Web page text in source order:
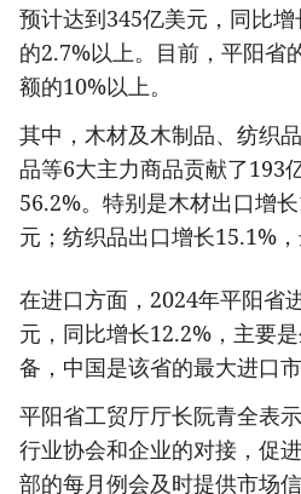
预计达到345亿美元，同比
的2.7%以上。目前，平阳省
额的10%以上。
其中，木材及木制品、纺织
品等6大主力商品贡献了193
56.2%。特别是木材出口增
元；纺织品出口增长15.1%，
在进口方面，2024年平阳省
元，同比增长12.2%，主要
备，中国是该省的最大进口市
平阳省工贸厅厅长阮青全表
行业协会和企业的对接，促
部的每月例会及时提供市场